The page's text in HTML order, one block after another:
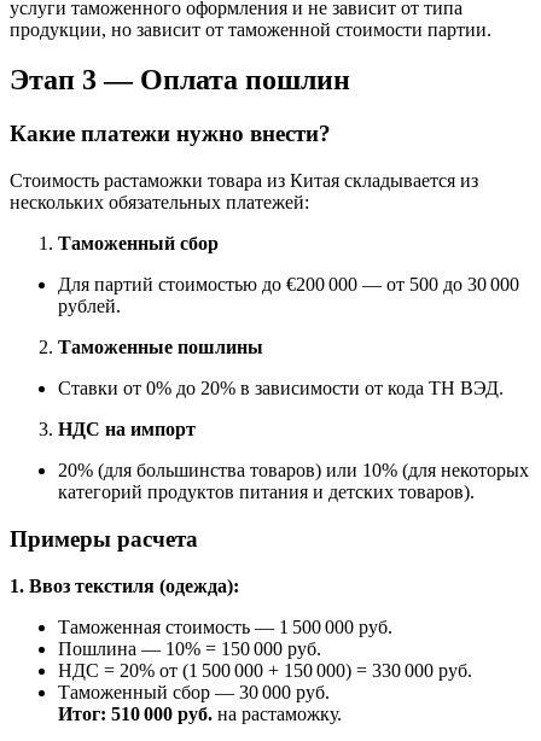
услуги таможенного оформления и не зависит от типа
продукции, но зависит от таможенной стоимости партии.
Этап 3 — Оплата пошлин
Какие платежи нужно внести?
Стоимость растаможки товара из Китая складывается из
нескольких обязательных платежей:
Таможенный сбор
Для партий стоимостью до €200 000 — от 500 до 30 000
рублей.
Таможенные пошлины
Ставки от 0% до 20% в зависимости от кода ТН ВЭД.
НДС на импорт
20% (для большинства товаров) или 10% (для некоторых
категорий продуктов питания и детских товаров).
Примеры расчета
1. Ввоз текстиля (одежда):
Таможенная стоимость — 1 500 000 руб.
Пошлина — 10% = 150 000 руб.
НДС = 20% от (1 500 000 + 150 000) = 330 000 руб.
Таможенный сбор — 30 000 руб.
Итог: 510 000 руб. на растаможку.